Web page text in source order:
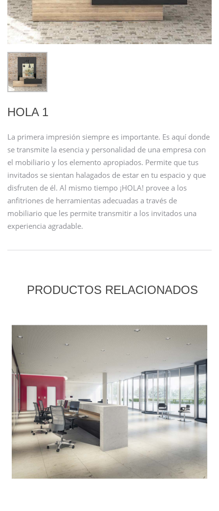
HOLA 1
La primera impresión siempre es importante. Es aquí donde
se transmite la esencia y personalidad de una empresa con
el mobiliario y los elemento apropiados. Permite que tus
invitados se sientan halagados de estar en tu espacio y que
disfruten de él. Al mismo tiempo ¡HOLA! provee a los
anfitriones de herramientas adecuadas a través de
mobiliario que les permite transmitir a los invitados una
experiencia agradable.
PRODUCTOS RELACIONADOS